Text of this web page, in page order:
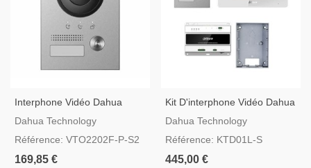
Interphone Vidéo Dahua
Connexion Deux Fils Ou IP
Dahua Technology
Référence: VTO2202F-P-S2
169,85 €
Kit D'interphone Vidéo Dahua
À Deux Fils Avec Boîtier De
Dahua Technology
Référence: KTD01L-S
445,00 €